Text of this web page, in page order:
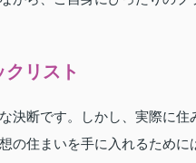
リスト
決断です。しかし、実際に
の住まいを手に入れるため